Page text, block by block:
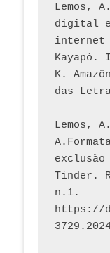
Lemos,
digital e
internet
K.
das
Lemos,
Tinder.
n.1.
https://